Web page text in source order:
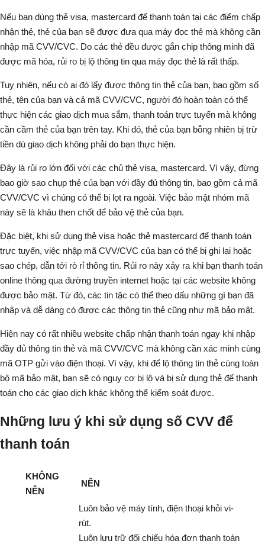
Nếu bạn dùng thẻ visa, mastercard để thanh toán tại các điểm chấp
nhận thẻ, thẻ của bạn sẽ được đưa qua máy đọc thẻ mà không cần
nhập mã CVV/CVC. Do các thẻ đều được gắn chip thông minh đã
được mã hóa, rủi ro bị lộ thông tin qua máy đọc thẻ là rất thấp.
Tuy nhiên, nếu có ai đó lấy được thông tin thẻ của bạn, bao gồm số
thẻ, tên của bạn và cả mã CVV/CVC, người đó hoàn toàn có thể
thực hiện các giao dịch mua sắm, thanh toán trực tuyến mà không
cần cầm thẻ của bạn trên tay. Khi đó, thẻ của bạn bỗng nhiên bị trừ
tiền dù giao dịch không phải do bạn thực hiện.
Đây là rủi ro lớn đối với các chủ thẻ visa, mastercard. Vì vậy, đừng
bao giờ sao chụp thẻ của bạn với đầy đủ thông tin, bao gồm cả mã
CVV/CVC vì chúng có thể bị lọt ra ngoài. Việc bảo mật nhóm mã
này sẽ là khâu then chốt để bảo vệ thẻ của bạn.
Đặc biệt, khi sử dụng thẻ visa hoặc thẻ mastercard để thanh toán
trực tuyến, việc nhập mã CVV/CVC của bạn có thể bị ghi lại hoặc
sao chép, dẫn tới rò rỉ thông tin. Rủi ro này xảy ra khi bạn thanh toán
online thông qua đường truyền internet hoặc tại các website không
được bảo mật. Từ đó, các tin tặc có thể theo dấu những gì bạn đã
nhập và dễ dàng có được các thông tin thẻ cũng như mã bảo mật.
Hiện nay có rất nhiều website chấp nhận thanh toán ngay khi nhập
đầy đủ thông tin thẻ và mã CVV/CVC mà không cần xác minh cùng
mã OTP gửi vào điện thoại. Vì vậy, khi để lộ thông tin thẻ cùng toàn
bộ mã bảo mật, bạn sẽ có nguy cơ bị lộ và bị sử dụng thẻ để thanh
toán cho các giao dịch khác không thể kiểm soát được.
Những lưu ý khi sử dụng số CVV để
thanh toán
KHÔNG
NÊN
NÊN
Luôn bảo vệ máy tính, điện thoại khỏi vi-
rút.
Luôn lưu trữ đối chiếu hóa đơn thanh toán